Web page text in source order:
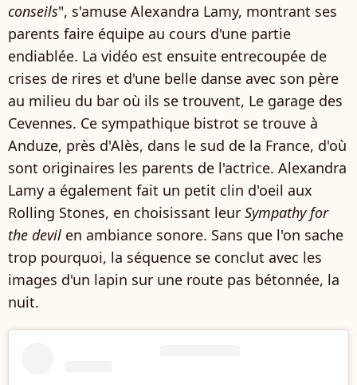
conseils", s'amuse Alexandra Lamy, montrant ses
parents faire équipe au cours d'une partie
endiablée. La vidéo est ensuite entrecoupée de
crises de rires et d'une belle danse avec son père
au milieu du bar où ils se trouvent, Le garage des
Cevennes. Ce sympathique bistrot se trouve à
Anduze, près d'Alès, dans le sud de la France, d'où
sont originaires les parents de l'actrice. Alexandra
Lamy a également fait un petit clin d'oeil aux
Rolling Stones, en choisissant leur Sympathy for
the devil en ambiance sonore. Sans que l'on sache
trop pourquoi, la séquence se conclut avec les
images d'un lapin sur une route pas bétonnée, la
nuit.